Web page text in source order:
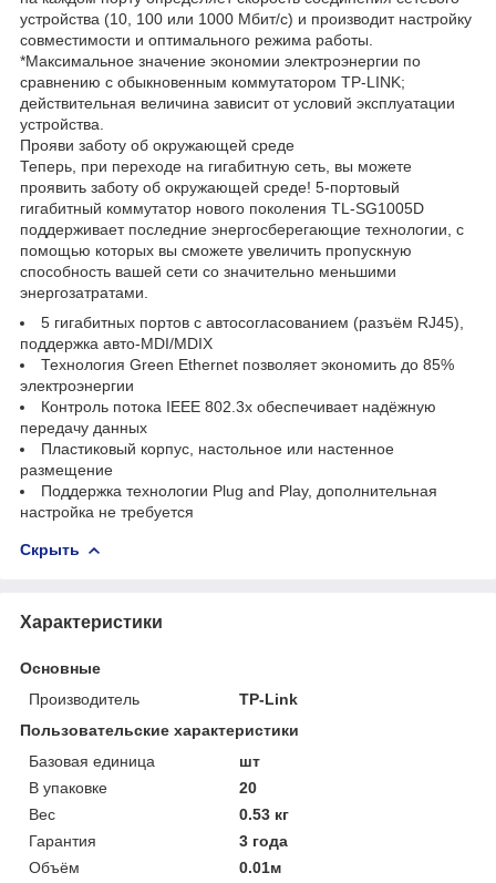
устройства (10, 100 или 1000 Мбит/с) и производит настройку
совместимости и оптимального режима работы.
*Максимальное значение экономии электроэнергии по
сравнению с обыкновенным коммутатором TP-LINK;
действительная величина зависит от условий эксплуатации
устройства.
Прояви заботу об окружающей среде
Теперь, при переходе на гигабитную сеть, вы можете
проявить заботу об окружающей среде! 5-портовый
гигабитный коммутатор нового поколения TL-SG1005D
поддерживает последние энергосберегающие технологии, с
помощью которых вы сможете увеличить пропускную
способность вашей сети со значительно меньшими
энергозатратами.
5 гигабитных портов с автосогласованием (разъём RJ45),
поддержка авто-MDI/MDIX
Технология Green Ethernet позволяет экономить до 85%
электроэнергии
Контроль потока IEEE 802.3x обеспечивает надёжную
передачу данных
Пластиковый корпус, настольное или настенное
размещение
Поддержка технологии Plug and Play, дополнительная
настройка не требуется
Скрыть
Характеристики
Основные
Производитель
TP-Link
Пользовательские характеристики
Базовая единица
шт
В упаковке
20
Вес
0.53 кг
Гарантия
3 года
Объём
0.01м